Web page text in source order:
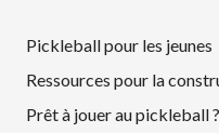
Histoire de Pickleball
alignements
des bénévoles
2025
Ressources
Pickleball pour les jeunes
Ressources pour la
Prêt à jouer au pickleball ?